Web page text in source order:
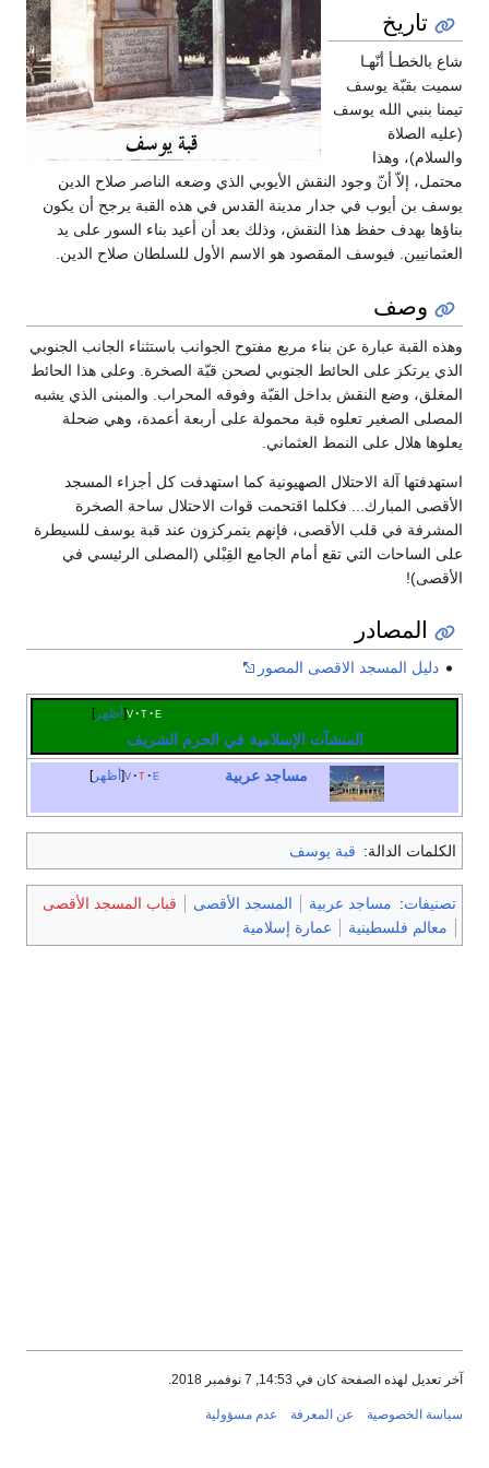
تاريخ
شاع بالخطـأ أنّهـا
سميت بقبّة يوسف
تيمنا بنبي الله يوسف
(عليه الصلاة
والسلام)، وهذا
محتمل، إلاّ أنّ وجود النقش الأيوبي الذي وضعه الناصر صلاح الدين
يوسف بن أيوب في جدار مدينة القدس في هذه القبة يرجح أن يكون
بناؤها بهدف حفظ هذا النقش، وذلك بعد أن أعيد بناء السور على يد
العثمانيين. فيوسف المقصود هو الاسم الأول للسلطان صلاح الدين.
وصف
وهذه القبة عبارة عن بناء مربع مفتوح الجوانب باستثناء الجانب الجنوبي
الذي يرتكز على الحائط الجنوبي لصحن قبّة الصخرة. وعلى هذا الحائط
المغلق، وضع النقش بداخل القبّة وفوقه المحراب. والمبنى الذي يشبه
المصلى الصغير تعلوه قبة محمولة على أربعة أعمدة، وهي ضحلة
يعلوها هلال على النمط العثماني.
استهدفتها آلة الاحتلال الصهيونية كما استهدفت كل أجزاء المسجد
الأقصى المبارك... فكلما اقتحمت قوات الاحتلال ساحة الصخرة
المشرفة في قلب الأقصى، فإنهم يتمركزون عند قبة يوسف للسيطرة
على الساحات التي تقع أمام الجامع القِبْلي (المصلى الرئيسي في
الأقصى)!
المصادر
دليل المسجد الاقصى المصور
أظهر v t e
المنشآت الإسلامية في الحرم الشريف
أظهر v t e مساجد عربية
الكلمات الدالة: قبة يوسف
تصنيفات: مساجد عربية المسجد الأقصى
قباب المسجد الأقصى
معالم فلسطينية
عمارة إسلامية
آخر تعديل لهذه الصفحة كان في 14:53, 7 نوفمبر 2018.
سياسة الخصوصية عن المعرفة عدم مسؤولية